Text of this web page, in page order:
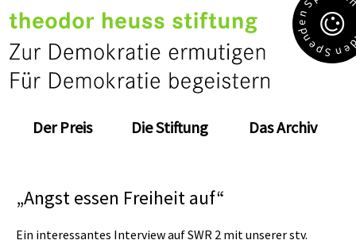
Der Preis Die Stiftung Das Archiv
S
p
e
n
d
e
n
S
e
n
„Angst essen Freiheit auf“
Ein interessantes Interview auf SWR 2 mit unserer stv.